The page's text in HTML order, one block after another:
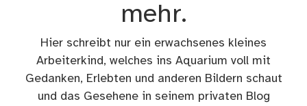
mehr.
Hier schreibt nur ein erwachsenes kleines
Arbeiterkind, welches ins Aquarium voll mit
Gedanken, Erlebten und anderen Bildern schaut
und das Gesehene in seinem privaten Blog